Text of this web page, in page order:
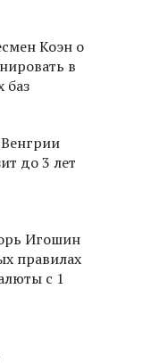
Коэн о
в
баз
до 3 лет
Игошин
правилах
с 1